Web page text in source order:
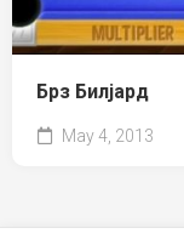
Брз Билјард
May 4, 2013